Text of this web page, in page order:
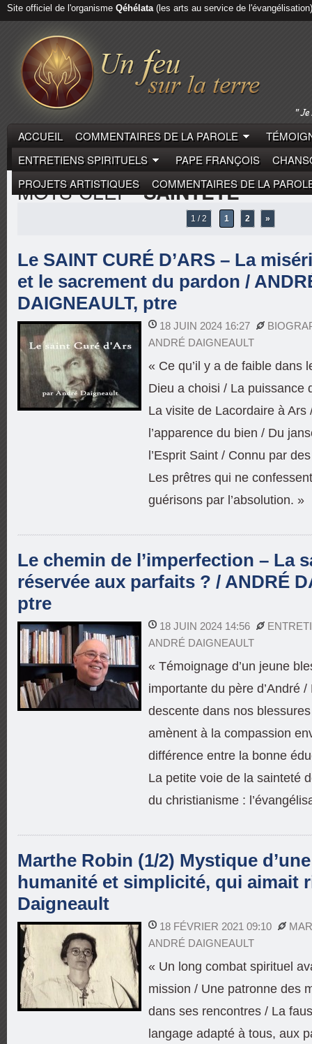
Site officiel de l'organisme Qéhélata(les arts au service de l'évangélisation)
ACCUEIL COMMENTAIRES DE LA PAROLE
ENTRETIENS SPIRITUELS
PAPE FRANÇOIS
PROJETS ARTISTIQUES
COMMENTAIRES DE LA
MOTS-CLEF"SAINTETÉ"
1 / 2 1 2 »
Le SAINT CURÉ D’ARS – La
et le sacrement du pardon /
DAIGNEAULT, ptre
18 JUIN 2024 16:27
ANDRÉ DAIGNEAULT
« Ce qu’il y a de faible dans
Dieu a choisi / La puissance
La visite de Lacordaire à Ars
l’apparence du bien / Du
l’Esprit Saint / Connu par
Les prêtres qui ne
guérisons par l’absolution. »
Le chemin de l’imperfection – La
réservée aux parfaits ? / ANDRÉ
ptre
18 JUIN 2024 14:56
ANDRÉ DAIGNEAULT
« Témoignage d’un jeune
importante du père d’André
descente dans nos
amènent à la compassion
différence entre la bonne
La petite voie de la sainteté
du christianisme :
Marthe Robin (1/2) Mystique
humanité et simplicité, qui aimait
Daigneault
18 FÉVRIER 2021 09:10
ANDRÉ DAIGNEAULT
« Un long combat spirituel
mission / Une patronne des
dans ses rencontres / La
langage adapté à tous, aux